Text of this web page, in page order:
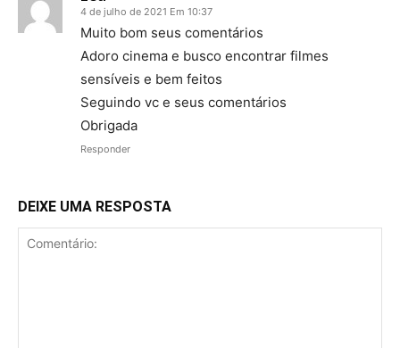
4 de julho de 2021 Em 10:37
Muito bom seus comentários
Adoro cinema e busco encontrar filmes
sensíveis e bem feitos
Seguindo vc e seus comentários
Obrigada
Responder
DEIXE UMA RESPOSTA